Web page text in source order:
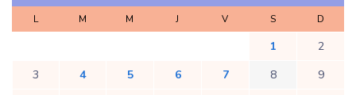
L M M J V S D
1
2
3
4 5 6 7 8
9